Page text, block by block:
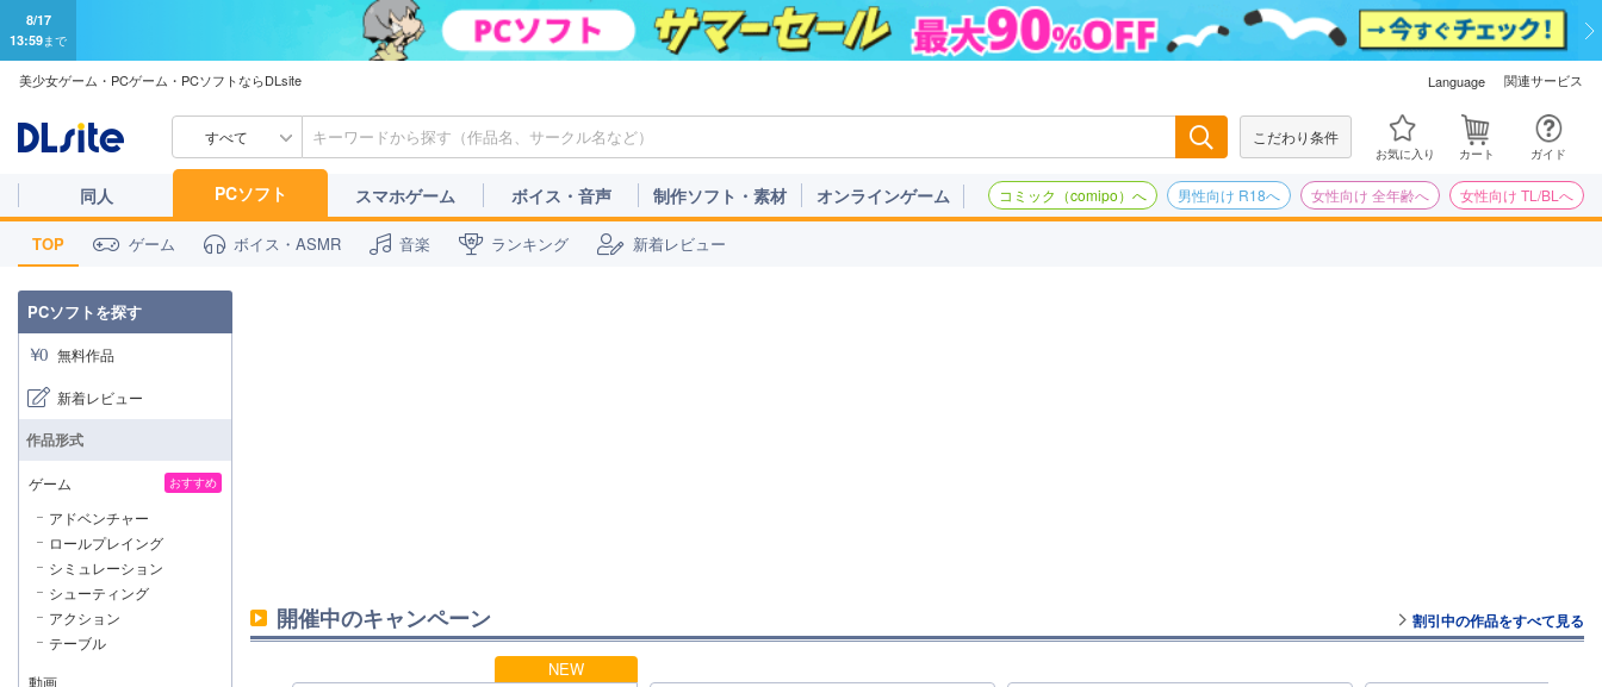
8/17
13:59まで
美少女ゲーム・PCゲーム・PCソフトならDLsite Language 関連サービス
すべて こだわり条件
お気に入り カート ガイド
同人 PCソフト スマホゲーム ボイス・音声 制作ソフト・素材 オンラインゲーム コミック（comipo）へ 男性向け R18へ 女性向け 全年齢へ 女性向け TL/BLへ
TOP ゲーム ボイス・ASMR 音楽 ランキング 新着レビュー
開催中のキャンペーン 割引中の作品をすべて見る
NEW
PCソフトを探す
無料作品
新着レビュー
作品形式
ゲーム おすすめ
アドベンチャー
ロールプレイング
シミュレーション
シューティング
アクション
テーブル
動画